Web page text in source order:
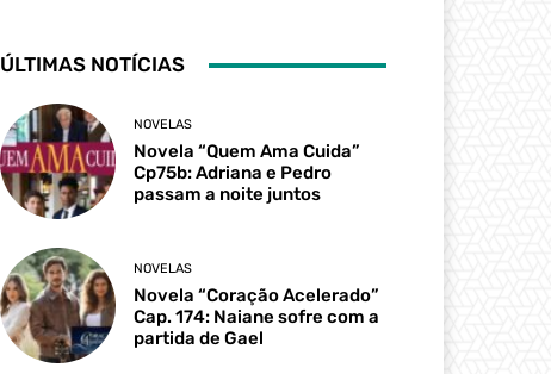
ÚLTIMAS NOTÍCIAS
NOVELAS
Novela “Quem Ama Cuida”
Cp75b: Adriana e Pedro
passam a noite juntos
NOVELAS
Novela “Coração Acelerado”
Cap. 174: Naiane sofre com a
partida de Gael